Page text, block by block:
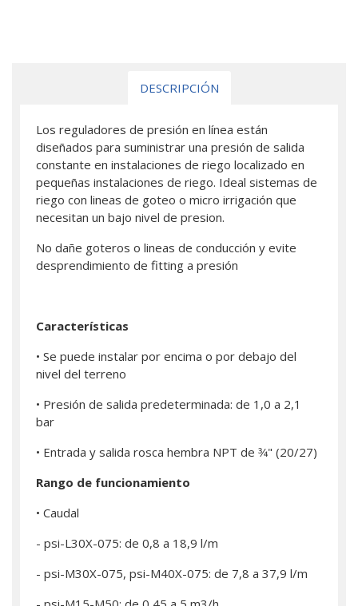
DESCRIPCIÓN
Los reguladores de presión en línea están
diseñados para suministrar una presión de salida
constante en instalaciones de riego localizado en
pequeñas instalaciones de riego. Ideal sistemas de
riego con lineas de goteo o micro irrigación que
necesitan un bajo nivel de presion.
No dañe goteros o lineas de conducción y evite
desprendimiento de fitting a presión
Características
• Se puede instalar por encima o por debajo del
nivel del terreno
• Presión de salida predeterminada: de 1,0 a 2,1
bar
• Entrada y salida rosca hembra NPT de 3⁄4" (20/27)
Rango de funcionamiento
• Caudal
- psi-L30X-075: de 0,8 a 18,9 l/m
- psi-M30X-075, psi-M40X-075: de 7,8 a 37,9 l/m